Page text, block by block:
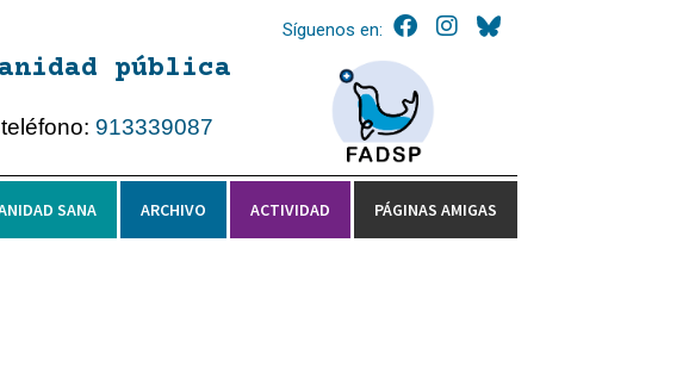
pública
913339087
Síguenos en:
SANA ARCHIVO ACTIVIDAD PÁGINAS AMIGAS